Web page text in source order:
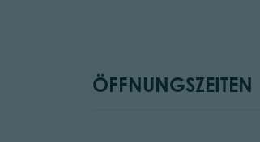
ÖFFNUNGSZEITEN